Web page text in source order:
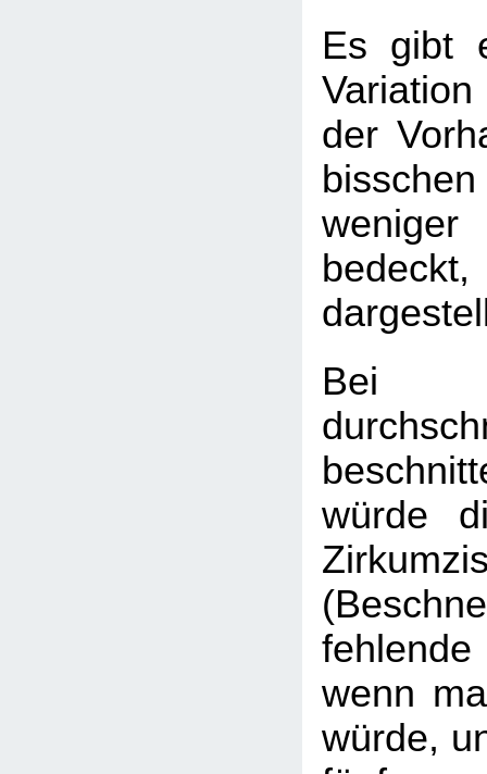
Es gibt
der
Bei
würde
wenn
würde,